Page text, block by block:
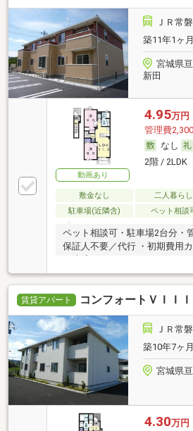
ＪＲ常
築11年1ヶ
宮城県
新田
動画あり
4.95万円
管理費
なし
2階 / 2LDK
敷金なし 二人暮らし
駐車場(近隣含)
ペット相談
ペット相談可・駐車場2台分・
保証人不要／代行 ・初期費用
賃貸アパート コンフォートＶＩＩＩ
ＪＲ常
築10年7ヶ
宮城県
4.30万円